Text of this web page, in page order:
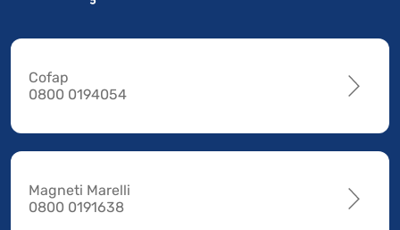
Cofap
0800 0194054
Magneti Marelli
0800 0191638